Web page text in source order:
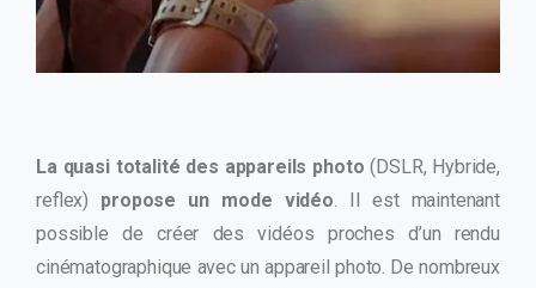
La quasi totalité des appareils photo (DSLR, Hybride,
reflex) propose un mode vidéo. Il est maintenant
possible de créer des vidéos proches d’un rendu
cinématographique avec un appareil photo. De nombreux